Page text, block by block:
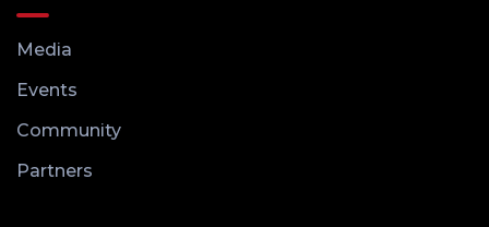
Media
Events
Community
Partners